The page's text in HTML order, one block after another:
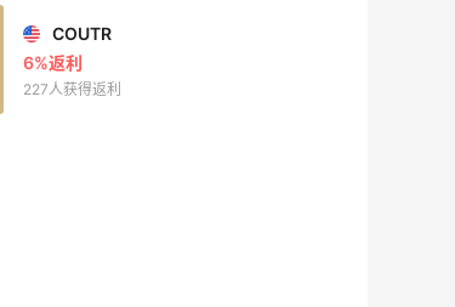
COUTR
6%返利
227人获得返利